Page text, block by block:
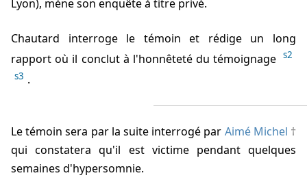
Lyon), mène son enquête à titre privé.
Chautard interroge le témoin et rédige un long
rapport où il conclut à l'honnêteté du témoignage s2
s3 .
Le témoin sera par la suite interrogé par Aimé Michel
qui constatera qu'il est victime pendant quelques
semaines d'hypersomnie.